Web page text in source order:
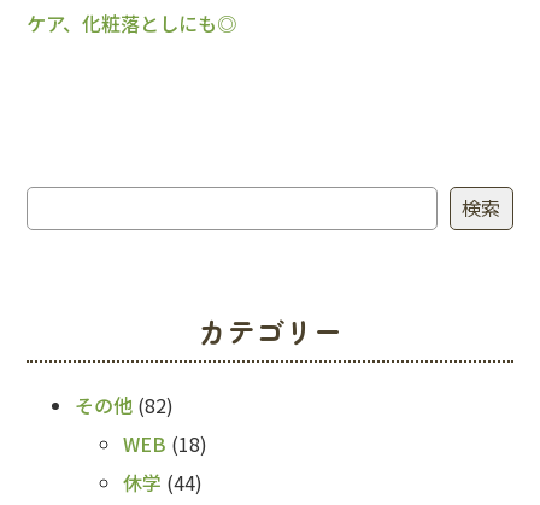
ケア、化粧落としにも◎
検索
カテゴリー
その他 (82)
WEB (18)
休学 (44)